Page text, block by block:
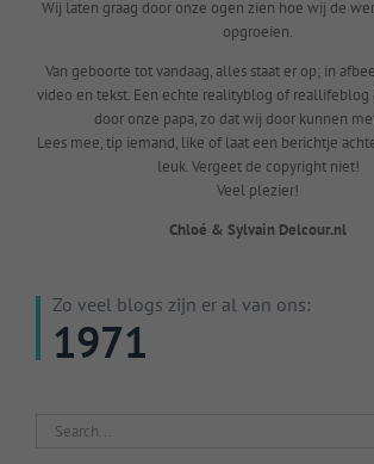
Wij laten graag door onze ogen zien hoe wij de
opgroeien.
Van geboorte tot vandaag, alles staat er op; in
video en tekst. Een echte realityblog of reallifeblog
door onze papa, zo dat wij door kunnen
Lees mee, tip iemand, like of laat een berichtje
leuk. Vergeet de copyright niet!
Veel plezier!
Chloé & Sylvain Delcour.nl
Zo veel blogs zijn er al van ons:
1971
Search